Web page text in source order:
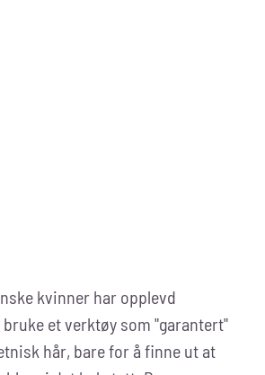
kvinner har opplevd
et verktøy som "garantert"
hår, bare for å finne ut at